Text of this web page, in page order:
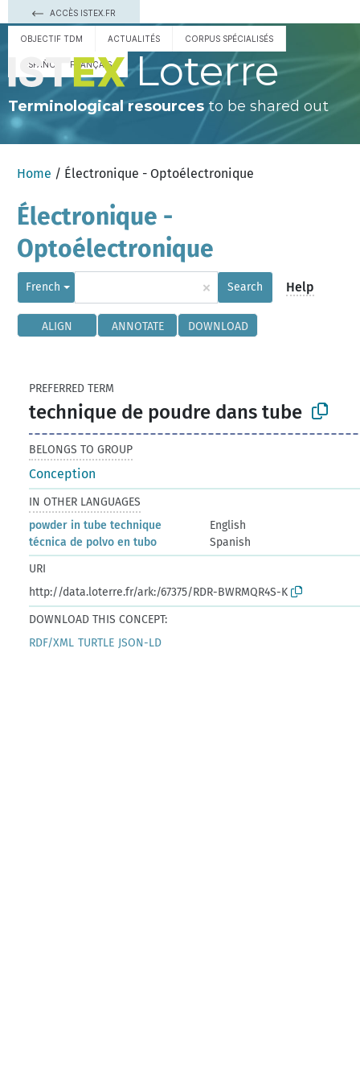
ACCÈS ISTEX.FR
OBJECTIF TDM ACTUALITÉS CORPUS SPÉCIALISÉS
ESPAÑOL FRANÇAIS Loterre
Terminological resourcesto be shared out
Home / Électronique - Optoélectronique
Électronique -
Optoélectronique
French × Search Help
ALIGN ANNOTATE DOWNLOAD
PREFERRED TERM
technique de poudre dans tube
BELONGS TO GROUP
Conception
IN OTHER LANGUAGES
powder in tube technique
English
técnica de polvo en tubo
Spanish
URI
http://data.loterre.fr/ark:/67375/RDR-BWRMQR4S-K
DOWNLOAD THIS CONCEPT:
RDF/XML TURTLE JSON-LD